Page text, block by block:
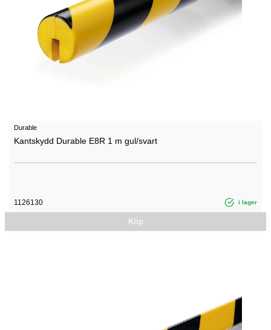
Durable
Kantskydd Durable E8R 1 m gul/svart
1126130 i lager
Köp